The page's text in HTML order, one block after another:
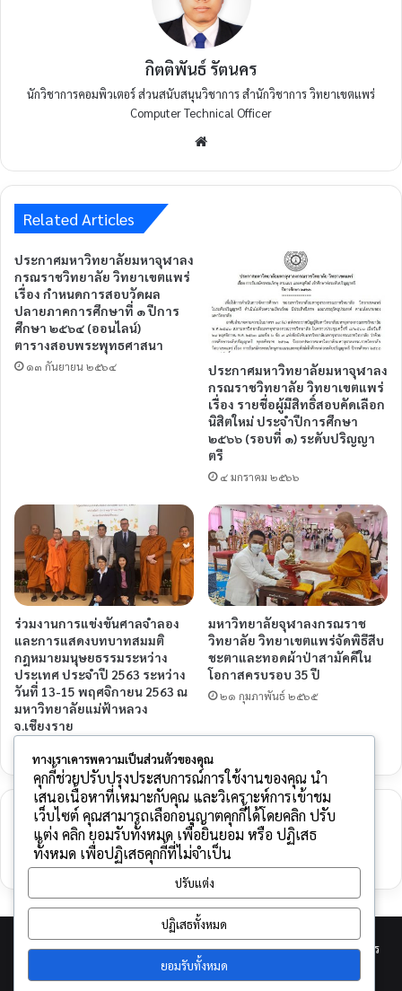
กิตติพันธ์ รัตนคร
นักวิชาการคอมพิวเตอร์ ส่วนสนับสนุนวิชาการ สำนักวิชาการ วิทยาเขตแพร่
Computer Technical Officer
Related Articles
ประกาศมหาวิทยาลัยมหาจุฬาลง
กรณราชวิทยาลัย วิทยาเขตแพร่
เรื่อง กำหนดการสอบวัดผล
ปลายภาคการศึกษาที่ ๑ ปีการ
ศึกษา ๒๕๖๔ (ออนไลน์)
ตารางสอบพระพุทธศาสนา
๑๓ กันยายน ๒๕๖๔
ประกาศมหาวิทยาลัยมหาจุฬาลง
กรณราชวิทยาลัย วิทยาเขตแพร่
เรื่อง รายชื่อผู้มีสิทธิ์สอบคัดเลือก
นิสิตใหม่ ประจำปีการศึกษา
๒๕๖๖ (รอบที่ ๑) ระดับปริญญา
ตรี
๔ มกราคม ๒๕๖๖
ร่วมงานการแข่งขันศาลจำลอง
และการแสดงบทบาทสมมติ
กฎหมายมนุษยธรรมระหว่าง
ประเทศ ประจำปี 2563 ระหว่าง
วันที่ 13-15 พฤศจิกายน 2563 ณ
มหาวิทยาลัยแม่ฟ้าหลวง
จ.เชียงราย
มหาวิทยาลัยจุฬาลงกรณราช
วิทยาลัย วิทยาเขตแพร่จัดพิธีสืบ
ชะตาและทอดผ้าป่าสามัคคีใน
โอกาสครบรอบ 35 ปี
๒๑ กุมภาพันธ์ ๒๕๖๕
ใส่ความเห็น
คุณต้องเข้าสู่ระบบเพื่อจะพิมพ์ความเห็น
© Copyright 2026, All Rights Reserved |
พัฒนาโดย กิตติพันธ์ รัตนคร
(นักวิชาการคอมพิวเตอร์)
ทางเราเคารพความเป็นส่วนตัวของคุณ
คุกกี้ช่วยปรับปรุงประสบการณ์การใช้งานของคุณ นำ
เสนอเนื้อหาที่เหมาะกับคุณ และวิเคราะห์การเข้าชม
เว็บไซต์ คุณสามารถเลือกอนุญาตคุกกี้ได้โดยคลิก ปรับ
แต่ง คลิก ยอมรับทั้งหมด เพื่อยินยอม หรือ ปฏิเสธ
ทั้งหมด เพื่อปฏิเสธคุกกี้ที่ไม่จำเป็น
ปรับแต่ง
ปฏิเสธทั้งหมด
ยอมรับทั้งหมด